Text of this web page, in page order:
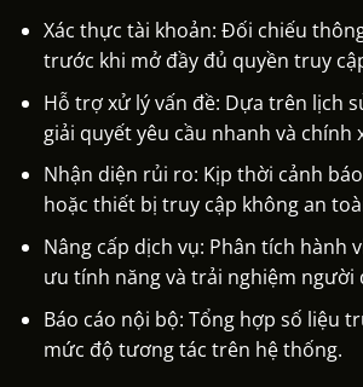
Xác thực tài khoản: Đối chiếu
trước khi mở đầy đủ quyền truy
Hỗ trợ xử lý vấn đề: Dựa trên lịch
giải quyết yêu cầu nhanh và chính
Nhận diện rủi ro: Kịp thời cảnh
hoặc thiết bị truy cập không an
Nâng cấp dịch vụ: Phân tích hành
ưu tính năng và trải nghiệm người
Báo cáo nội bộ: Tổng hợp số liệu
mức độ tương tác trên hệ thống.